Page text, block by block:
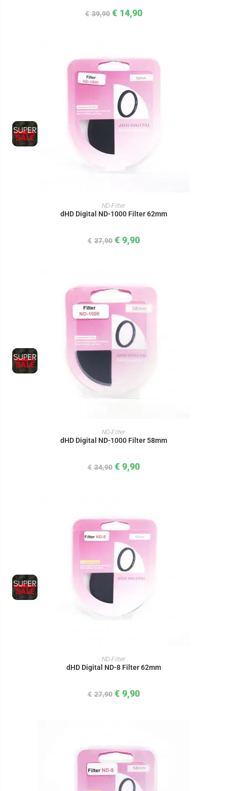
€ 39,90 € 14,90
IN DEN WARENKORB
ND-Filter
dHD Digital ND-1000 Filter 62mm
€ 37,90 € 9,90
IN DEN WARENKORB
ND-Filter
dHD Digital ND-1000 Filter 58mm
€ 34,90 € 9,90
IN DEN WARENKORB
ND-Filter
dHD Digital ND-8 Filter 62mm
€ 27,90 € 9,90